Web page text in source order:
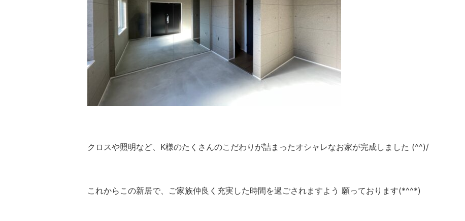
クロスや照明など、K様のたくさんのこだわりが詰まったオシャレなお家が完成しました (^^)/
これからこの新居で、ご家族仲良く充実した時間を過ごされますよう 願っております(*^^*)